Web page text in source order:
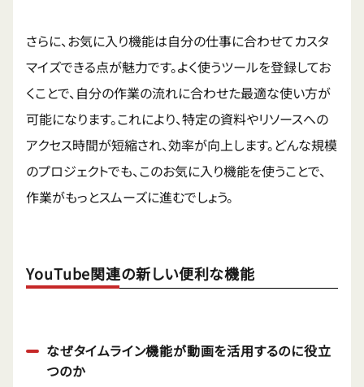
さらに、お気に入り機能は自分の仕事に合わせてカスタ
マイズできる点が魅力です。よく使うツールを登録してお
くことで、自分の作業の流れに合わせた最適な使い方が
可能になります。これにより、特定の資料やリソースへの
アクセス時間が短縮され、効率が向上します。どんな規模
のプロジェクトでも、このお気に入り機能を使うことで、
作業がもっとスムーズに進むでしょう。
YouTube関連の新しい便利な機能
なぜタイムライン機能が動画を活用するのに役立
つのか